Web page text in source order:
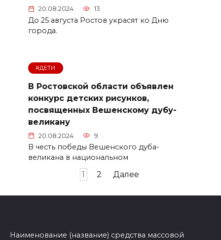
20.08.2024 13
До 25 августа Ростов украсят ко Дню
города.
#ДЕТИ
В Ростовской области объявлен
конкурс детских рисунков,
посвященных Вешенскому дубу-
великану
20.08.2024 9
В честь победы Вешенского дуба-
великана в национальном
1 2 Далее
Наименование (название) средства массовой